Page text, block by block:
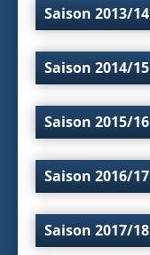
Saison 2013/14
Saison 2014/15
Saison 2015/16
Saison 2016/17
Saison 2017/18